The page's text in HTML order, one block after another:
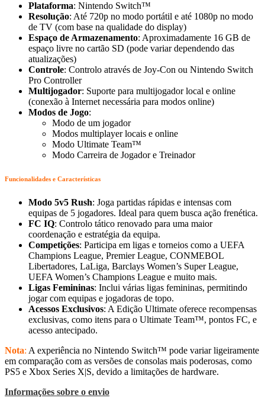
Plataforma: Nintendo Switch™
Resolução: Até 720p no modo portátil e até 1080p no modo
de TV (com base na qualidade do display)
Espaço de Armazenamento: Aproximadamente 16 GB de
espaço livre no cartão SD (pode variar dependendo das
atualizações)
Controle: Controlo através de Joy-Con ou Nintendo Switch
Pro Controller
Multijogador: Suporte para multijogador local e online
(conexão à Internet necessária para modos online)
Modos de Jogo:
Modo de um jogador
Modos multiplayer locais e online
Modo Ultimate Team™
Modo Carreira de Jogador e Treinador
Funcionalidades e Características
Modo 5v5 Rush: Joga partidas rápidas e intensas com
equipas de 5 jogadores. Ideal para quem busca ação frenética.
FC IQ: Controlo tático renovado para uma maior
coordenação e estratégia da equipa.
Competições: Participa em ligas e torneios como a UEFA
Champions League, Premier League, CONMEBOL
Libertadores, LaLiga, Barclays Women’s Super League,
UEFA Women’s Champions League e muito mais.
Ligas Femininas: Inclui várias ligas femininas, permitindo
jogar com equipas e jogadoras de topo.
Acessos Exclusivos: A Edição Ultimate oferece recompensas
exclusivas, como itens para o Ultimate Team™, pontos FC, e
acesso antecipado.
Nota: A experiência no Nintendo Switch™ pode variar ligeiramente
em comparação com as versões de consolas mais poderosas, como
PS5 e Xbox Series X|S, devido a limitações de hardware.
Informações sobre o envio